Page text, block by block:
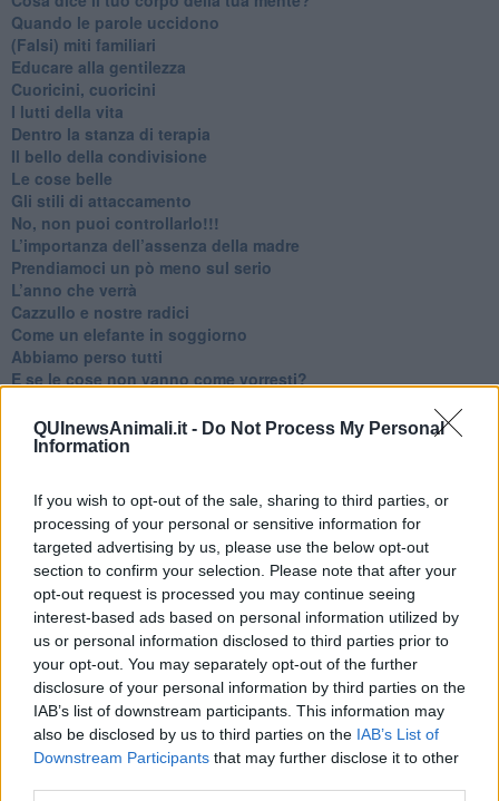
QUInewsAnimali.it - Do Not Process My Personal
Information
If you wish to opt-out of the sale, sharing to third parties, or
processing of your personal or sensitive information for
targeted advertising by us, please use the below opt-out
section to confirm your selection. Please note that after your
opt-out request is processed you may continue seeing
interest-based ads based on personal information utilized by
us or personal information disclosed to third parties prior to
your opt-out. You may separately opt-out of the further
disclosure of your personal information by third parties on the
IAB’s list of downstream participants. This information may
also be disclosed by us to third parties on the IAB’s List of
Downstream Participants that may further disclose it to other
​Quando le parole uccidono
​(Falsi) miti familiari
​Educare alla gentilezza
​Cuoricini, cuoricini
I lutti della vita
​Dentro la stanza di terapia
​Il bello della condivisione
Le cose belle
​Gli stili di attaccamento
No, non puoi controllarlo!!!
​L’importanza dell’assenza della madre
​Prendiamoci un pò meno sul serio
​L’anno che verrà
​Cazzullo e nostre radici
​Come un elefante in soggiorno
​Abbiamo perso tutti
E se le cose non vanno come vorresti?
Come è davvero la terapia
Quando il diritto alla disconnessione non viene accolto
​Il diritto ad essere disconnessi
​Il pensiero dicotomico e la salute mentale
​Consigli di lettura per genitori e non solo
​La Clownterapia
​Differenze tra persone frustrate e non
L’invisibile fatica mentale
Vacanze a km zero
​Buone Vacan(si)e!
​Il lato positivo delle cose
​Storie antiche di tempi moderni
​Quello che alle mamme non dicono
Adultescenza
Homo imbecillis